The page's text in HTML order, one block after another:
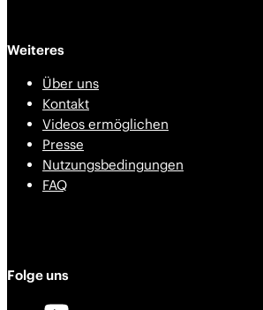
Weiteres
Über uns
Kontakt
Videos ermöglichen
Presse
Nutzungsbedingungen
FAQ
Folge uns